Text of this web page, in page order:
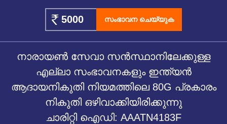
സംഭാവന ചെയ്യുക
നാരായൺ സേവാ സൻസ്ഥാനിലേക്കുള്ള
എല്ലാ സംഭാവനകളും ഇന്ത്യൻ
ആദായനികുതി നിയമത്തിലെ 80G പ്രകാരം
നികുതി ഒഴിവാക്കിയിരിക്കുന്നു
ചാരിറ്റി ഐഡി: AAATN4183F